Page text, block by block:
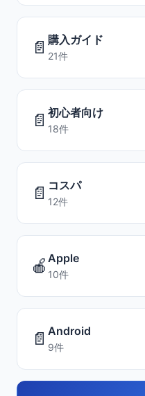
📄 購入ガイド
21件
📄 初心者向け
18件
📄 コスパ
12件
🍎 Apple
10件
📄 Android
9件